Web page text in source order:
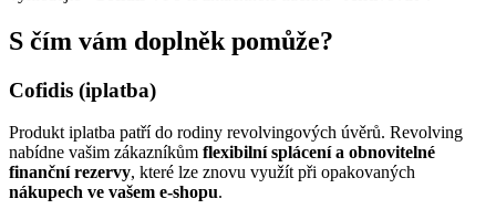
S čím vám doplněk pomůže?
Cofidis (iplatba)
Produkt iplatba patří do rodiny revolvingových úvěrů. Revolving
nabídne vašim zákazníkům flexibilní splácení a obnovitelné
finanční rezervy, které lze znovu využít při opakovaných
nákupech ve vašem e-shopu.